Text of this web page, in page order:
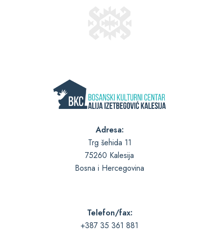
Adresa:
Trg šehida 11
75260 Kalesija
Bosna i Hercegovina
Telefon/fax:
+387 35 361 881